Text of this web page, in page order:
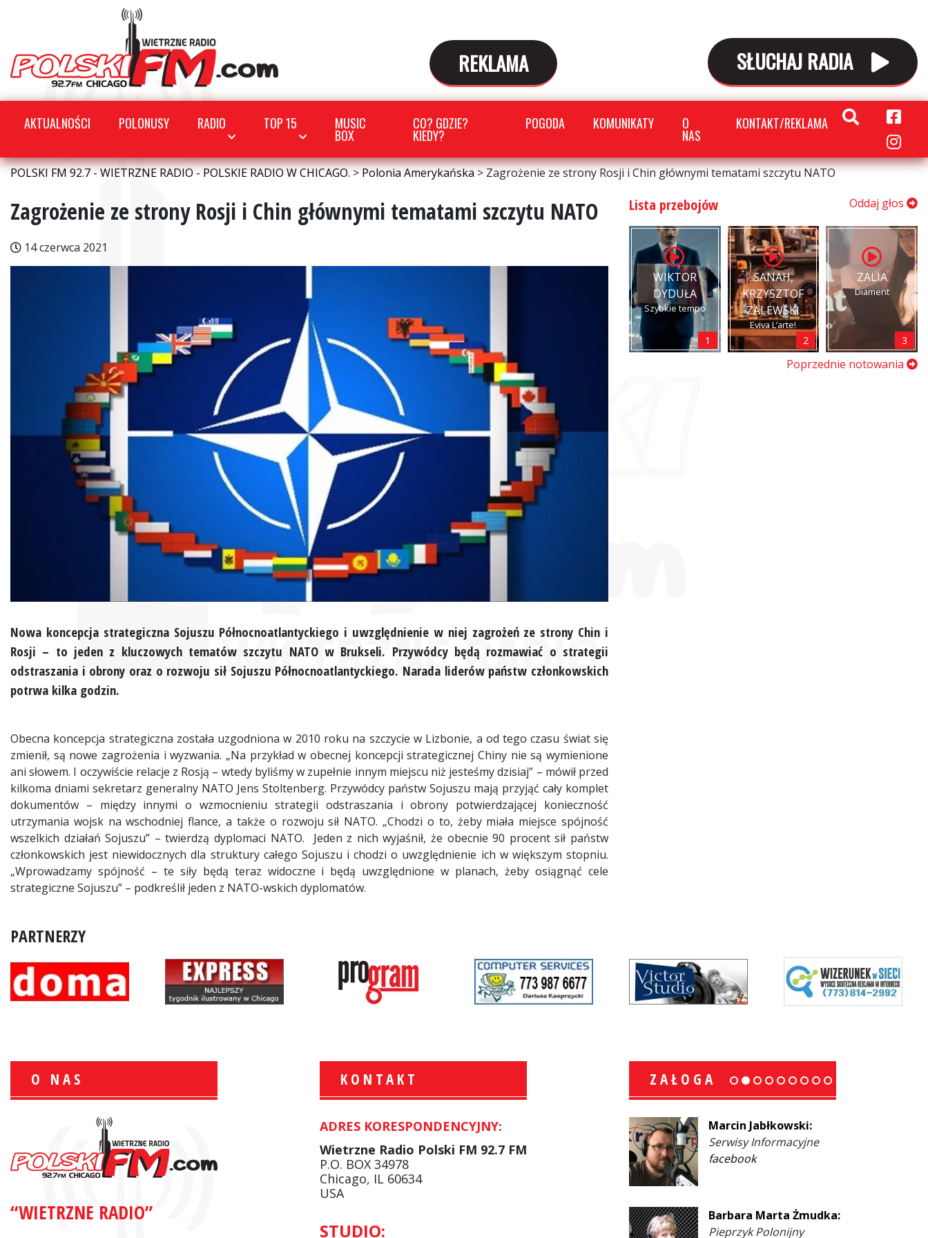
REKLAMA SŁUCHAJ RADIA
AKTUALNOŚCI POLONUSY RADIO TOP 15 MUSIC
BOX
CO? GDZIE?
KIEDY?
POGODA KOMUNIKATY O
NAS
KONTAKT/REKLAMA
POLSKI FM 92.7 - WIETRZNE RADIO - POLSKIE RADIO W CHICAGO.>Polonia Amerykańska>Zagrożenie ze strony Rosji i Chin głównymi tematami szczytu NATO
Zagrożenie ze strony Rosji i Chin głównymi tematami szczytu NATO
14 czerwca 2021
Nowa koncepcja strategiczna Sojuszu Północnoatlantyckiego i uwzględnienie w niej zagrożeń ze strony Chin i
Rosji – to jeden z kluczowych tematów szczytu NATO w Brukseli. Przywódcy będą rozmawiać o strategii
odstraszania i obrony oraz o rozwoju sił Sojuszu Północnoatlantyckiego. Narada liderów państw członkowskich
potrwa kilka godzin.
Obecna koncepcja strategiczna została uzgodniona w 2010 roku na szczycie w Lizbonie, a od tego czasu świat się
zmienił, są nowe zagrożenia i wyzwania. „Na przykład w obecnej koncepcji strategicznej Chiny nie są wymienione
ani słowem. I oczywiście relacje z Rosją – wtedy byliśmy w zupełnie innym miejscu niż jesteśmy dzisiaj” – mówił przed
kilkoma dniami sekretarz generalny NATO Jens Stoltenberg. Przywódcy państw Sojuszu mają przyjąć cały komplet
dokumentów – między innymi o wzmocnieniu strategii odstraszania i obrony potwierdzającej konieczność
utrzymania wojsk na wschodniej flance, a także o rozwoju sił NATO. „Chodzi o to, żeby miała miejsce spójność
wszelkich działań Sojuszu” – twierdzą dyplomaci NATO. Jeden z nich wyjaśnił, że obecnie 90 procent sił państw
członkowskich jest niewidocznych dla struktury całego Sojuszu i chodzi o uwzględnienie ich w większym stopniu.
„Wprowadzamy spójność – te siły będą teraz widoczne i będą uwzględnione w planach, żeby osiągnąć cele
strategiczne Sojuszu” – podkreślił jeden z NATO-wskich dyplomatów.
Lista przebojów Oddaj głos
WIKTOR
DYDUŁA
Szybkie tempo
1
SANAH,
KRZYSZTOF
ZALEWSKI
Eviva L’arte!
2
ZALIA
Diament
3
Poprzednie notowania
PARTNERZY
O NAS
“WIETRZNE RADIO”
KONTAKT
ADRES KORESPONDENCYJNY:
Wietrzne Radio Polski FM 92.7 FM
P.O. BOX 34978
Chicago, IL 60634
USA
STUDIO:
ZAŁOGA
Sport Polonijny
Zbigniew Wojewnik:
Krzysztof Wawer:
Komentator
facebook
Marcin Jabłkowski:
Serwisy Informacyjne
facebook
Barbara Marta Żmudka:
Pieprzyk Polonijny